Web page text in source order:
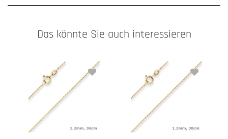
Das könnte Sie auch interessieren